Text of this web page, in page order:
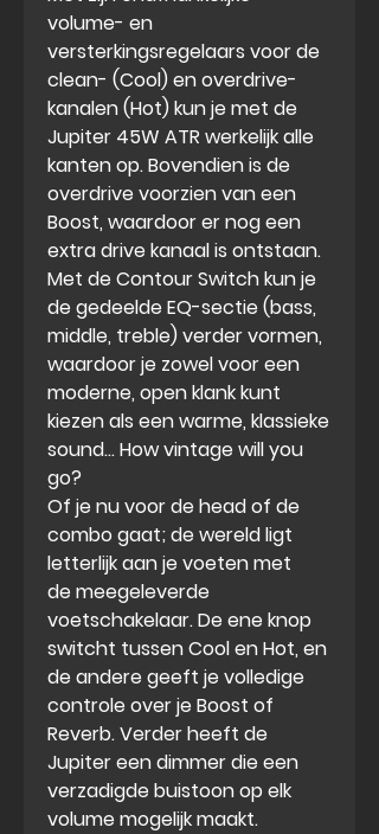
volume- en
versterkingsregelaars voor de
clean- (Cool) en overdrive-
kanalen (Hot) kun je met de
Jupiter 45W ATR werkelijk alle
kanten op. Bovendien is de
overdrive voorzien van een
Boost, waardoor er nog een
extra drive kanaal is ontstaan.
Met de Contour Switch kun je
de gedeelde EQ-sectie (bass,
middle, treble) verder vormen,
waardoor je zowel voor een
moderne, open klank kunt
kiezen als een warme, klassieke
sound... How vintage will you
go?
Of je nu voor de head of de
combo gaat; de wereld ligt
letterlijk aan je voeten met
de meegeleverde
voetschakelaar. De ene knop
switcht tussen Cool en Hot, en
de andere geeft je volledige
controle over je Boost of
Reverb. Verder heeft de
Jupiter een dimmer die een
verzadigde buistoon op elk
volume mogelijk maakt.